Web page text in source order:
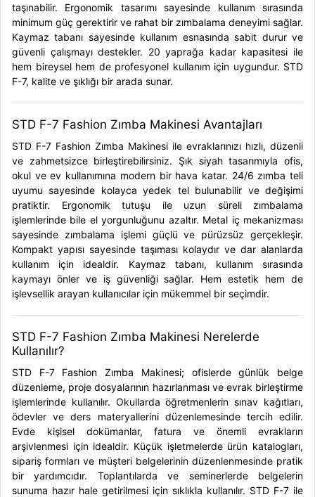
taşınabilir. Ergonomik tasarımı sayesinde kullanım sırasında
minimum güç gerektirir ve rahat bir zımbalama deneyimi sağlar.
Kaymaz tabanı sayesinde kullanım esnasında sabit durur ve
güvenli çalışmayı destekler. 20 yaprağa kadar kapasitesi ile
hem bireysel hem de profesyonel kullanım için uygundur. STD
F-7, kalite ve şıklığı bir arada sunar.
STD F-7 Fashion Zımba Makinesi Avantajları
STD F-7 Fashion Zımba Makinesi ile evraklarınızı hızlı, düzenli
ve zahmetsizce birleştirebilirsiniz. Şık siyah tasarımıyla ofis,
okul ve ev kullanımına modern bir hava katar. 24/6 zımba teli
uyumu sayesinde kolayca yedek tel bulunabilir ve değişimi
pratiktir. Ergonomik tutuşu ile uzun süreli zımbalama
işlemlerinde bile el yorgunluğunu azaltır. Metal iç mekanizması
sayesinde zımbalama işlemi güçlü ve pürüzsüz gerçekleşir.
Kompakt yapısı sayesinde taşıması kolaydır ve dar alanlarda
kullanım için idealdir. Kaymaz tabanı, kullanım sırasında
kaymayı önler ve iş güvenliği sağlar. Hem estetik hem de
işlevsellik arayan kullanıcılar için mükemmel bir seçimdir.
STD F-7 Fashion Zımba Makinesi Nerelerde
Kullanılır?
STD F-7 Fashion Zımba Makinesi; ofislerde günlük belge
düzenleme, proje dosyalarının hazırlanması ve evrak birleştirme
işlemlerinde kullanılır. Okullarda öğretmenlerin sınav kağıtları,
ödevler ve ders materyallerini düzenlemesinde tercih edilir.
Evde kişisel dokümanlar, fatura ve önemli evrakların
arşivlenmesi için idealdir. Küçük işletmelerde ürün katalogları,
sipariş formları ve müşteri belgelerinin düzenlenmesinde pratik
bir yardımcıdır. Toplantılarda ve seminerlerde belgelerin
sunuma hazır hale getirilmesi için sıklıkla kullanılır. STD F-7 ile